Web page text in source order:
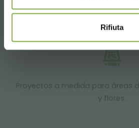
Rifiuta
Productos listos para
Proyectos a medida para áreas
y flores.